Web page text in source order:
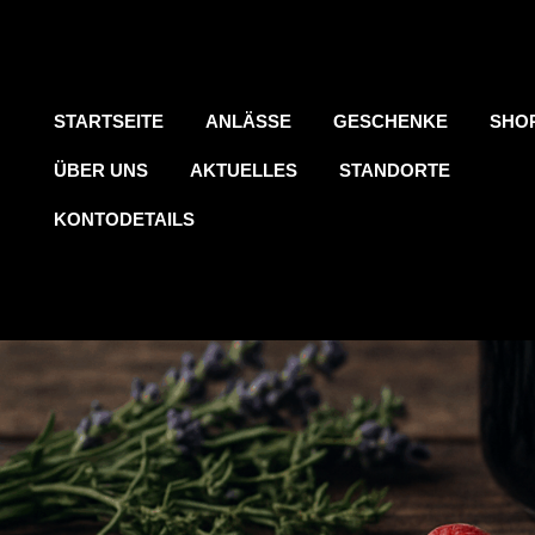
STARTSEITE ANLÄSSE GESCHENKE
ÜBER UNS AKTUELLES STANDORTE
KONTODETAILS